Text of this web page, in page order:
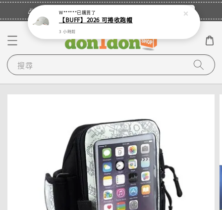
🎉登入會員・領取您的專屬折扣券！ 立即登入
搜尋
W******已購買了
【BUFF】2026 可捲收跑帽
3 小時前